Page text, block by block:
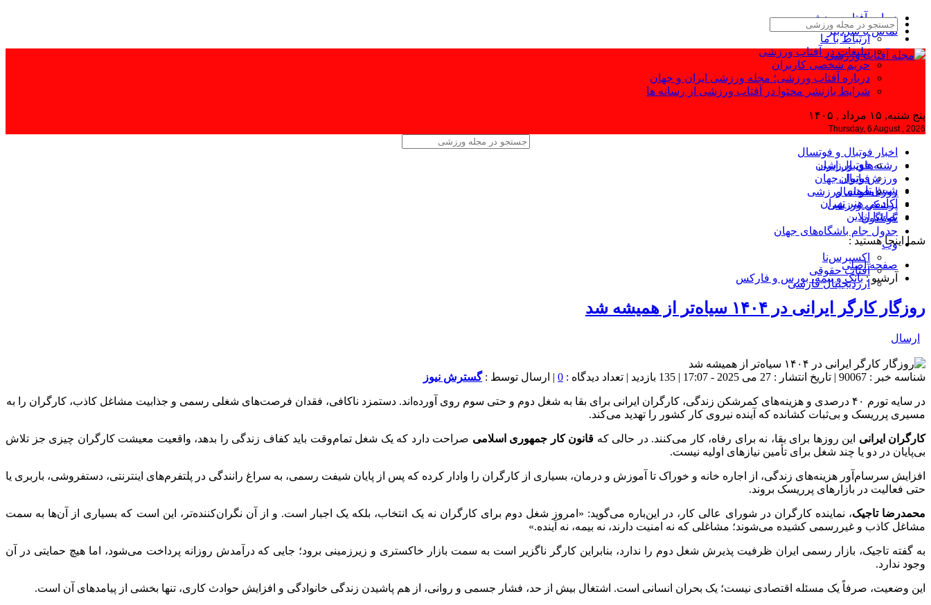
درباره آفتاب ورزشی
تماس با سردبیر
ارتباط با ما
تبلیغات در آفتاب ورزشی
حریم شخصی کاربران
درباره آفتاب ورزشی؛ مجله ورزشی ایران و جهان
شرایط بازنشر محتوا در آفتاب ورزشی از رسانه ها
پنج شنبه, ۱۵ مرداد , ۱۴۰۵
Thursday, 6 August , 2026
اخبار فوتبال و فوتسال
فوتبال ایران
فوتبال جهان
فوتسال
رشته‌های ورزشی
ورزش بانوان
روزنامه‌های ورزشی
پزشکی ورزشی
گوناگون
جدول جام باشگاه‌های جهان
وب
اکسپرس‌نا
آفتاب حقوقی
ارزدیجیتال فارسی
شیش‌تا
آکادمی هنر تهران
تماشا آنلاین
شما اینجا هستید :
صفحه اصلی
آرشیو :بانک و بیمه، بورس و فارکس
روزگار کارگر ایرانی در ۱۴۰۴ سیاه‌تر از همیشه شد
ارسال
شناسه خبر : 90067 | تاریخ انتشار : 27 می 2025 - 17:07 | 135 بازدید | تعداد دیدگاه : 0 | ارسال توسط :گسترش نیوز
در سایه تورم ۴۰ درصدی و هزینه‌های کمرشکن زندگی، کارگران ایرانی برای بقا به شغل دوم و حتی سوم روی آورده‌اند. دستمزد ناکافی، فقدان فرصت‌های شغلی رسمی و جذابیت مشاغل کاذب، کارگران را به
مسیری پرریسک و بی‌ثبات کشانده که آینده نیروی کار کشور را تهدید می‌کند.
کارگران ایرانی این روزها برای بقا، نه برای رفاه، کار می‌کنند. در حالی که قانون کار جمهوری اسلامی صراحت دارد که یک شغل تمام‌وقت باید کفاف زندگی را بدهد، واقعیت معیشت کارگران چیزی جز تلاش
بی‌پایان در دو یا چند شغل برای تأمین نیازهای اولیه نیست.
افزایش سرسام‌آور هزینه‌های زندگی، از اجاره خانه و خوراک تا آموزش و درمان، بسیاری از کارگران را وادار کرده که پس از پایان شیفت رسمی، به سراغ رانندگی در پلتفرم‌های اینترنتی، دستفروشی، باربری یا
حتی فعالیت در بازارهای پرریسک بروند.
محمدرضا تاجیک، نماینده کارگران در شورای عالی کار، در این‌باره می‌گوید: «امروز شغل دوم برای کارگران نه یک انتخاب، بلکه یک اجبار است. و از آن نگران‌کننده‌تر، این است که بسیاری از آن‌ها به سمت
مشاغل کاذب و غیررسمی کشیده می‌شوند؛ مشاغلی که نه امنیت دارند، نه بیمه، نه آینده.»
به گفته تاجیک، بازار رسمی ایران ظرفیت پذیرش شغل دوم را ندارد، بنابراین کارگر ناگزیر است به سمت بازار خاکستری و زیرزمینی برود؛ جایی که درآمدش روزانه پرداخت می‌شود، اما هیچ حمایتی در آن
وجود ندارد.
این وضعیت، صرفاً یک مسئله اقتصادی نیست؛ یک بحران انسانی است. اشتغال بیش از حد، فشار جسمی و روانی، از هم پاشیدن زندگی خانوادگی و افزایش حوادث کاری، تنها بخشی از پیامدهای آن است.